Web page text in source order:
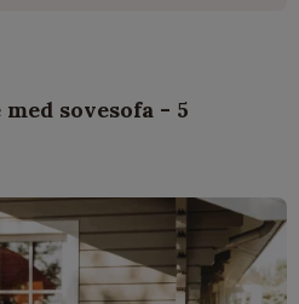
sovesofa - 5